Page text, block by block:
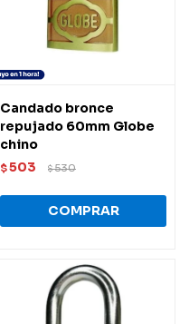
Candado bronce
repujado 60mm Globe
chino
$503 $530